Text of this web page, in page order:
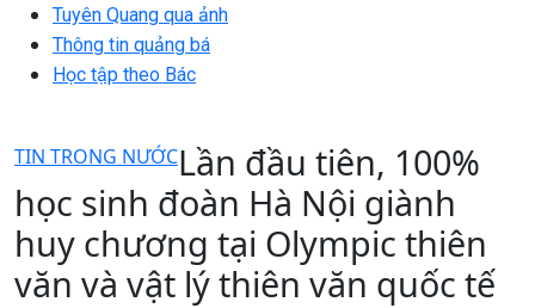
Tuyên Quang qua ảnh
Thông tin quảng bá
Học tập theo Bác
TIN TRONG NƯỚCLần đầu tiên, 100%
học sinh đoàn Hà Nội giành
huy chương tại Olympic thiên
văn và vật lý thiên văn quốc tế